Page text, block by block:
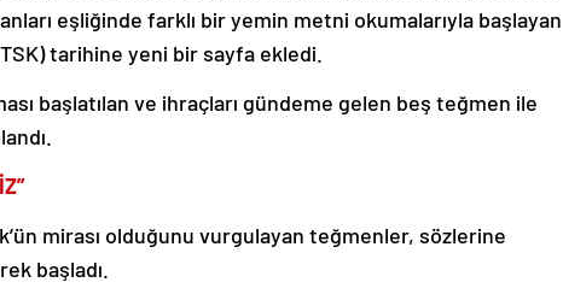
eşliğinde farklı bir yemin metni okumalarıyla başlayan
tarihine yeni bir sayfa ekledi.
başlatılan ve ihraçları gündeme gelen beş teğmen ile
mirası olduğunu vurgulayan teğmenler, sözlerine
başladı.